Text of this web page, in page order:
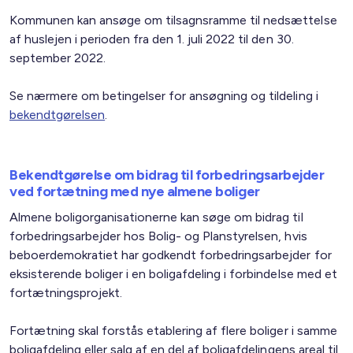
Kommunen kan ansøge om tilsagnsramme til nedsættelse
af huslejen i perioden fra den 1. juli 2022 til den 30.
september 2022.
Se nærmere om betingelser for ansøgning og tildeling i
bekendtgørelsen.
Bekendtgørelse om bidrag til forbedringsarbejder
ved fortætning med nye almene boliger
Almene boligorganisationerne kan søge om bidrag til
forbedringsarbejder hos Bolig- og Planstyrelsen, hvis
beboerdemokratiet har godkendt forbedringsarbejder for
eksisterende boliger i en boligafdeling i forbindelse med et
fortætningsprojekt.
Fortætning skal forstås etablering af flere boliger i samme
boligafdeling eller salg af en del af boligafdelingens areal til